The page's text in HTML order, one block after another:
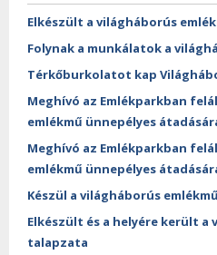
Elkészült a világháborús
Folynak a munkálatok a
Térkőburkolatot kap
Meghívó az Emlékparkban
emlékmű ünnepélyes
Meghívó az Emlékparkban
emlékmű ünnepélyes
Készül a világháborús emlékmű
Elkészült és a helyére került a
talapzata